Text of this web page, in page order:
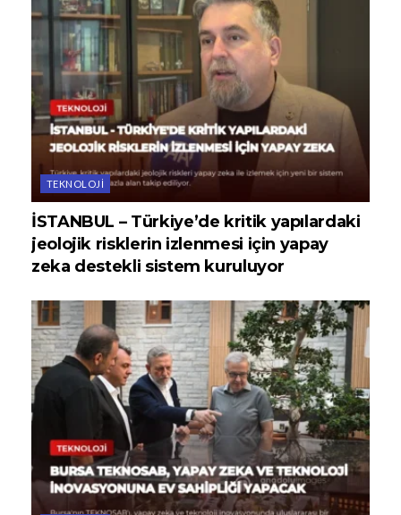
TEKNOLOJI
İSTANBUL – Türkiye’de kritik yapılardaki
jeolojik risklerin izlenmesi için yapay
zeka destekli sistem kuruluyor